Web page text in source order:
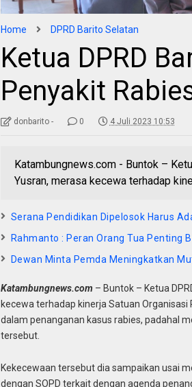
Home DPRD Barito Selatan
Ketua DPRD
Penyakit
donbarito - 0 4 Juli 2023 10:53
Katambungnews.com - Buntok –
Yusran, merasa kecewa terhadap
Serana Pendidikan Dipelosok Harus
Rahmanto : Peran Orang Tua Penting
Dewan Minta Pemda Meningkatkan
Katambungnews.com – Buntok – Ketua
kecewa terhadap kinerja Satuan
dalam penanganan kasus rabies, padahal
tersebut.
Kekecewaan tersebut dia sampaikan usai
dengan SOPD terkait dengan agenda